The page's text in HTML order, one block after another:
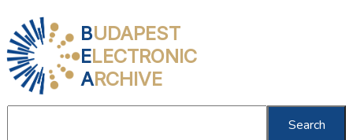
BUDAPEST
ELECTRONIC
ARCHIVE
Search